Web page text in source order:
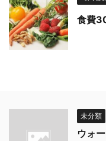
食費
未分類
ウォ